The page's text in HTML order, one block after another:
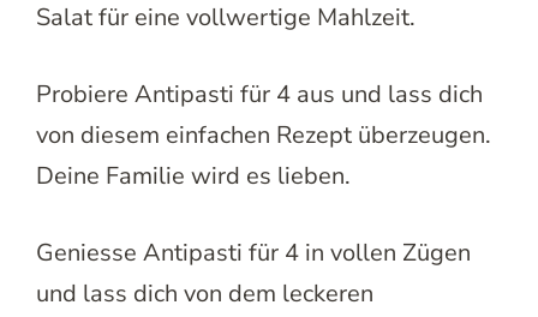
Salat für eine vollwertige Mahlzeit.
Probiere Antipasti für 4 aus und lass dich
von diesem einfachen Rezept überzeugen.
Deine Familie wird es lieben.
Geniesse Antipasti für 4 in vollen Zügen
und lass dich von dem leckeren